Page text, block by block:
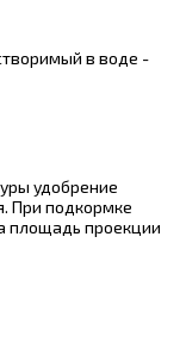
в воде -
удобрение
При подкормке
площадь проекции